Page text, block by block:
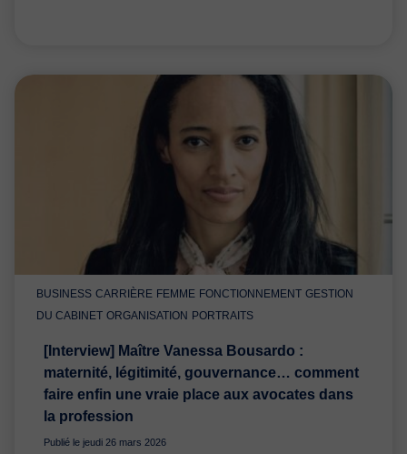
BUSINESS CARRIÈRE FEMME FONCTIONNEMENT GESTION
DU CABINET ORGANISATION PORTRAITS
[Interview] Maître Vanessa Bousardo :
maternité, légitimité, gouvernance… comment
faire enfin une vraie place aux avocates dans
la profession
Publié le jeudi 26 mars 2026